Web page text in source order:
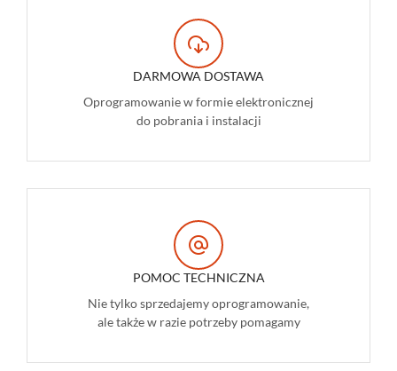
DARMOWA DOSTAWA
Oprogramowanie w formie elektronicznej
do pobrania i instalacji
POMOC TECHNICZNA
Nie tylko sprzedajemy oprogramowanie,
ale także w razie potrzeby pomagamy